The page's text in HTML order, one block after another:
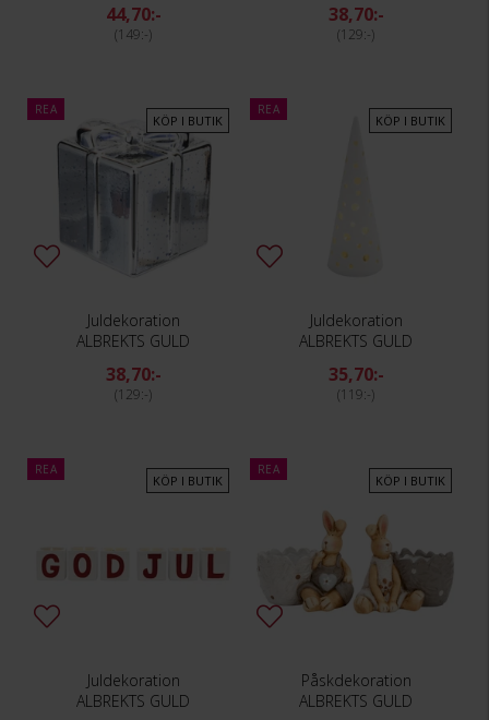
44,70:-
149:-
38,70:-
129:-
REA
KÖP I BUTIK
Juldekoration
ALBREKTS GULD
38,70:-
129:-
REA
KÖP I BUTIK
Juldekoration
ALBREKTS GULD
35,70:-
119:-
REA
KÖP I BUTIK
Juldekoration
ALBREKTS GULD
REA
KÖP I BUTIK
Påskdekoration
ALBREKTS GULD